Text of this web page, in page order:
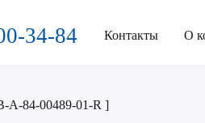
34-84 Контакты О
A-84-00489-01-R ]